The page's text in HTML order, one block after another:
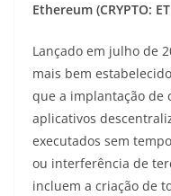
Ethereum (CRYPTO:
Lançado em julho de
mais bem
que a implantação de
aplicativos
executados sem
ou interferência de
incluem a criação de